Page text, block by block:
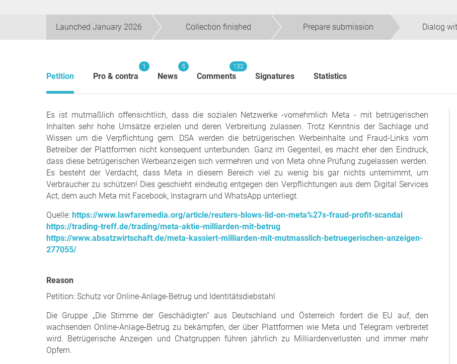
Launched January 2026 Collection finished Prepare submission Dialog
Petition Pro & contra
1
News
5
Comments
132
Signatures Statistics
Es ist mutmaßlich offensichtlich, dass die sozialen Netzwerke -vornehmlich Meta - mit betrügerischen
Inhalten sehr hohe Umsätze erzielen und deren Verbreitung zulassen. Trotz Kenntnis der Sachlage und
Wissen um die Verpflichtung gem. DSA werden die betrügerischen Werbeinhalte und Fraud-Links vom
Betreiber der Plattformen nicht konsequent unterbunden. Ganz im Gegenteil, es macht eher den Eindruck,
dass diese betrügerischen Werbeanzeigen sich vermehren und von Meta ohne Prüfung zugelassen werden.
Es besteht der Verdacht, dass Meta in diesem Bereich viel zu wenig bis gar nichts unternimmt, um
Verbraucher zu schützen! Dies geschieht eindeutig entgegen den Verpflichtungen aus dem Digital Services
Act, dem auch Meta mit Facebook, Instagram und WhatsApp unterliegt.
Quelle: https://www.lawfaremedia.org/article/reuters-blows-lid-on-meta%27s-fraud-profit-scandal
https://trading-treff.de/trading/meta-aktie-milliarden-mit-betrug
https://www.absatzwirtschaft.de/meta-kassiert-milliarden-mit-mutmasslich-betruegerischen-anzeigen-
277055/
Reason
Petition: Schutz vor Online-Anlage-Betrug und Identitätsdiebstahl
Die Gruppe „Die Stimme der Geschädigten“ aus Deutschland und Österreich fordert die EU auf, den
wachsenden Online-Anlage-Betrug zu bekämpfen, der über Plattformen wie Meta und Telegram verbreitet
wird. Betrügerische Anzeigen und Chatgruppen führen jährlich zu Milliardenverlusten und immer mehr
Opfern.